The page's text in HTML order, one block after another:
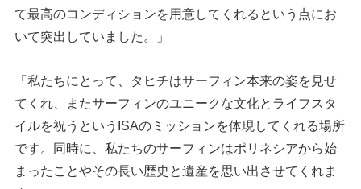
て最高のコンディションを用意してくれるという点にお
いて突出していました。」
「私たちにとって、タヒチはサーフィン本来の姿を見せ
てくれ、またサーフィンのユニークな文化とライフスタ
イルを祝うというISAのミッションを体現してくれる場所
です。同時に、私たちのサーフィンはポリネシアから始
まったことやその長い歴史と遺産を思い出させてくれま